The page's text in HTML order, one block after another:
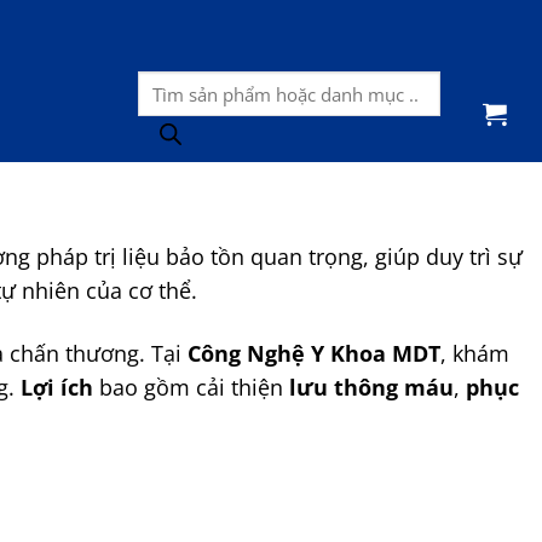
Tìm
kiếm
sản
phẩm
pháp trị liệu bảo tồn quan trọng, giúp duy trì sự
nhiên của cơ thể.
thương. Tại Công Nghệ Y Khoa MDT, khám
Lợi ích bao gồm cải thiện lưu thông máu, phục